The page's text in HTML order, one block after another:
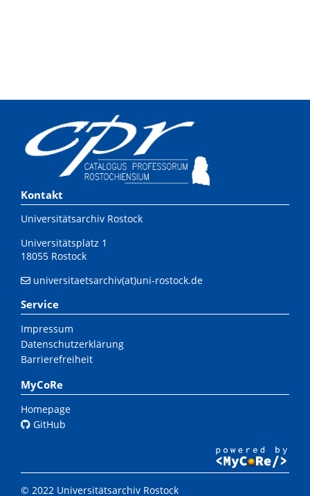
Kontakt
Universitätsarchiv Rostock
Universitätsplatz 1
18055 Rostock
universitaetsarchiv(at)uni-rostock.de
Service
Impressum
Datenschutzerklärung
Barrierefreiheit
MyCoRe
Homepage
GitHub
© 2022 Universitätsarchiv Rostock